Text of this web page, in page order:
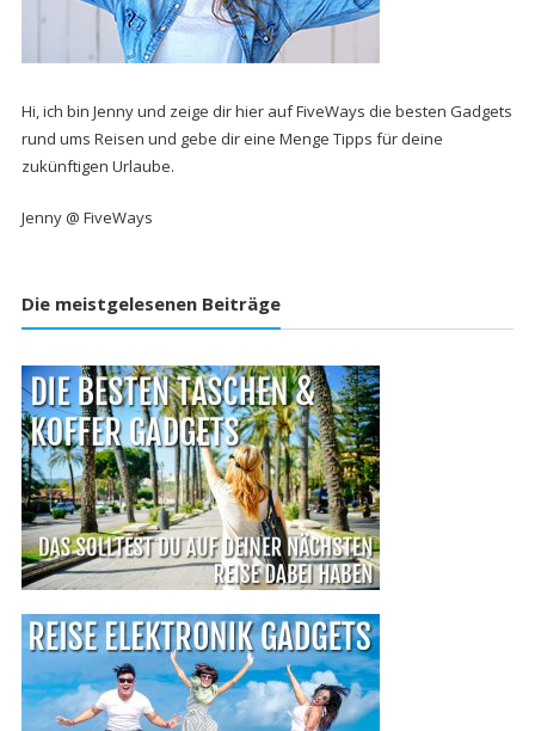
Hi, ich bin Jenny und zeige dir hier auf FiveWays die besten Gadgets
rund ums Reisen und gebe dir eine Menge Tipps für deine
zukünftigen Urlaube.
Jenny @ FiveWays
Die meistgelesenen Beiträge